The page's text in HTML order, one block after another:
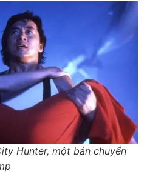
Hunter, một bản chuyển